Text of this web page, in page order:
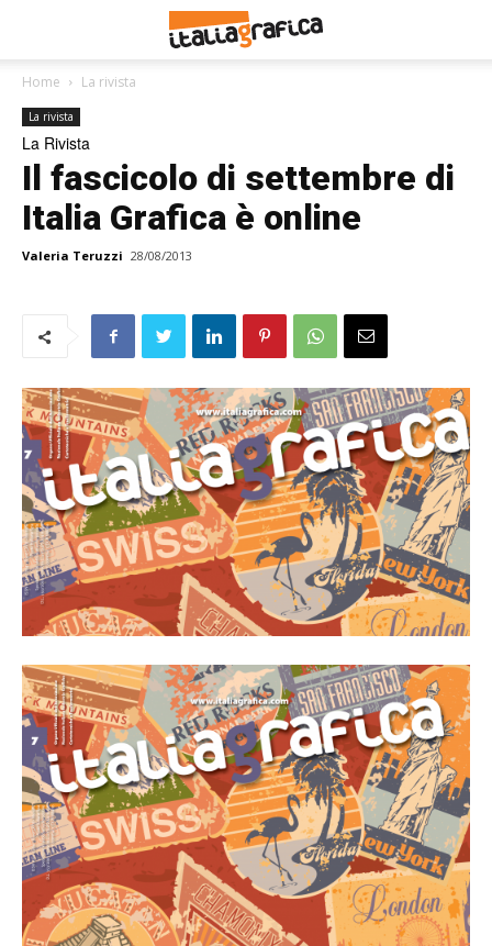
Home La rivista
La rivista
La Rivista
Il fascicolo di settembre di
Italia Grafica è online
Valeria Teruzzi 28/08/2013